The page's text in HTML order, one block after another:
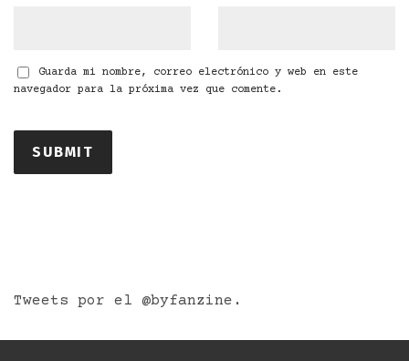
Guarda mi nombre, correo electrónico y web en este
navegador para la próxima vez que comente.
Tweets por el @byfanzine.